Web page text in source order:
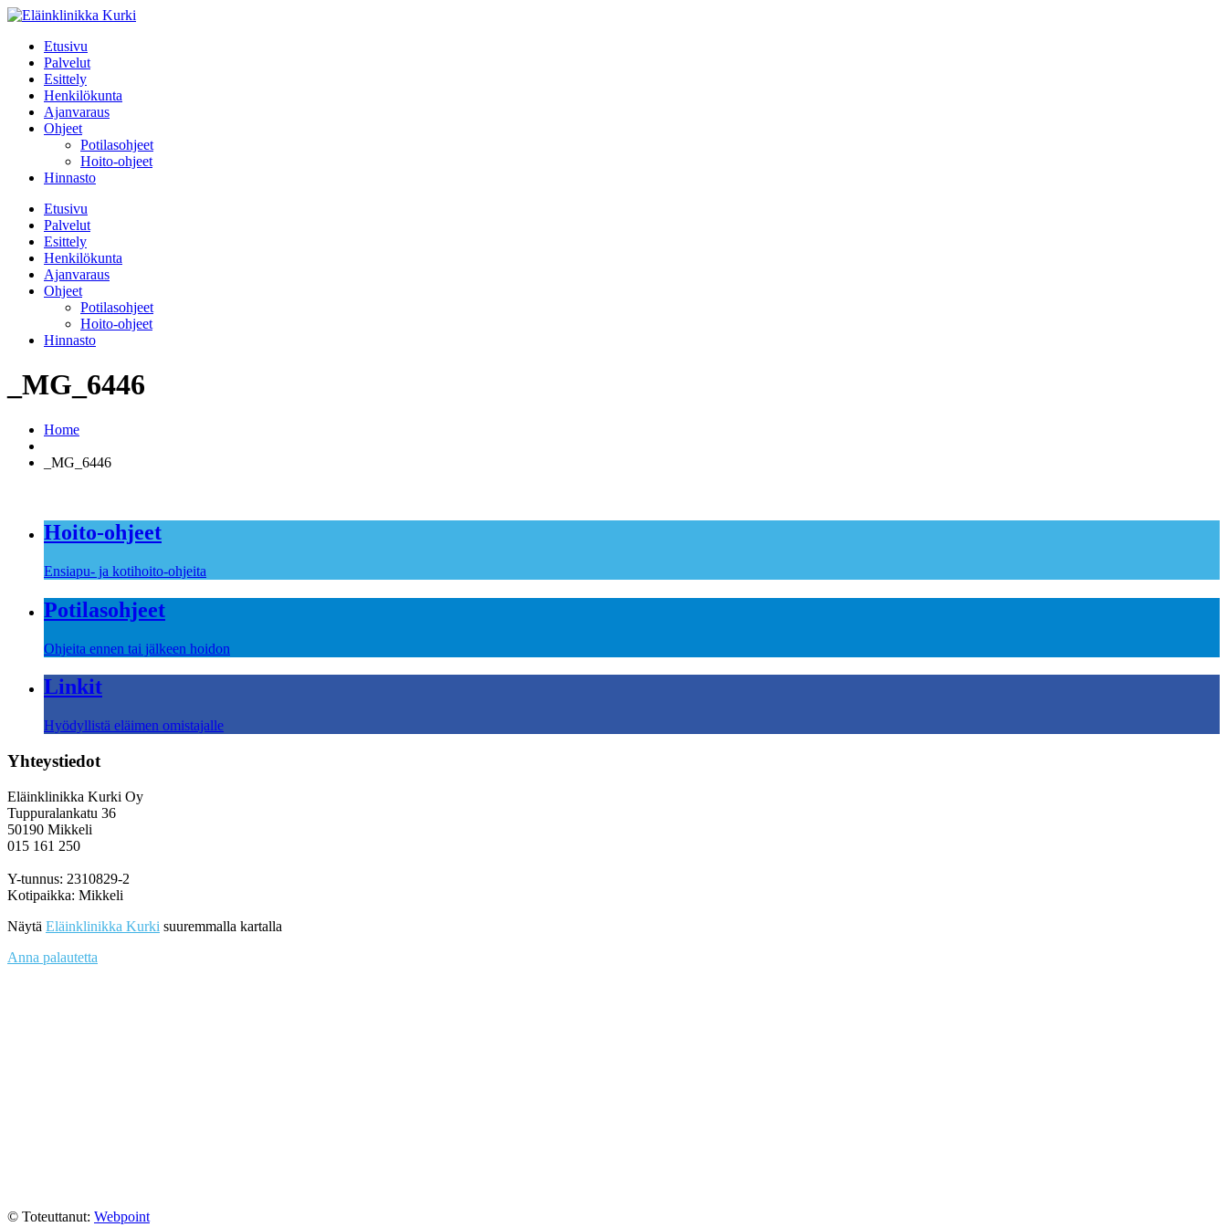
Etusivu
Palvelut
Esittely
Henkilökunta
Ajanvaraus
Ohjeet
Potilasohjeet
Hoito-ohjeet
Hinnasto
Etusivu
Palvelut
Esittely
Henkilökunta
Ajanvaraus
Ohjeet
Potilasohjeet
Hoito-ohjeet
Hinnasto
_MG_6446
Home
_MG_6446
Hoito-ohjeet
Ensiapu- ja kotihoito-ohjeita
Potilasohjeet
Ohjeita ennen tai jälkeen hoidon
Linkit
Hyödyllistä eläimen omistajalle
Yhteystiedot
Eläinklinikka Kurki Oy
Tuppuralankatu 36
50190 Mikkeli
015 161 250
Y-tunnus: 2310829-2
Kotipaikka: Mikkeli
Näytä Eläinklinikka Kurki suuremmalla kartalla
Anna palautetta
© Toteuttanut: Webpoint